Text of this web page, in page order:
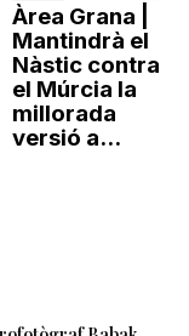
Àrea Grana |
Mantindrà el
Nàstic contra
el Múrcia la
millorada
versió a...